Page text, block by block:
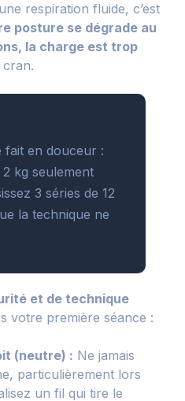
respiration fluide, c’est
posture se dégrade au
la charge est trop
cran.
fait en douceur :
kg seulement
3 séries de 12
la technique ne
et de technique
votre première séance :
(neutre) : Ne jamais
particulièrement lors
un fil qui tire le